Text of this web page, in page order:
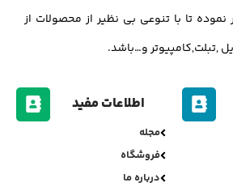
تا با تنوعی بی نظیر از محصولات از
,تبلت,کامپیوتر و…باشد.
اطلاعات مفید
مجله
فروشگاه
درباره ما